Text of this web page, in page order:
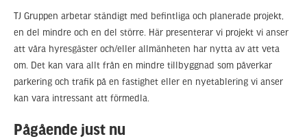
TJ Gruppen arbetar ständigt med befintliga och planerade projekt,
en del mindre och en del större. Här presenterar vi projekt vi anser
att våra hyresgäster och/eller allmänheten har nytta av att veta
om. Det kan vara allt från en mindre tillbyggnad som påverkar
parkering och trafik på en fastighet eller en nyetablering vi anser
kan vara intressant att förmedla.
Pågående just nu